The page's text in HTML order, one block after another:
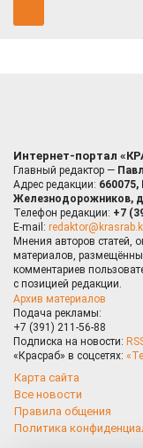
Интернет-портал
Главный редактор —
Адрес редакции: 660075,
Железнодорожников,
Телефон редакции: +7
E-mail:
Мнения авторов статей,
материалов,
комментариев
с позицией редакции.
Архив материалов
Подача рекламы:
+7 (391) 211-56-88
Подписка на новости:
«Красраб» в соцсетях:
Карта сайта
Все новости
Правила общения
Политика